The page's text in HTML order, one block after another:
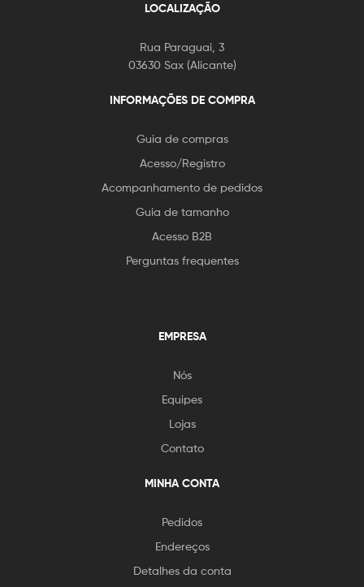
LOCALIZAÇÃO
Rua Paraguai, 3
03630 Sax (Alicante)
INFORMAÇÕES DE COMPRA
Guia de compras
Acesso/Registro
Acompanhamento de pedidos
Guia de tamanho
Acesso B2B
Perguntas frequentes
EMPRESA
Nós
Equipes
Lojas
Contato
MINHA CONTA
Pedidos
Endereços
Detalhes da conta